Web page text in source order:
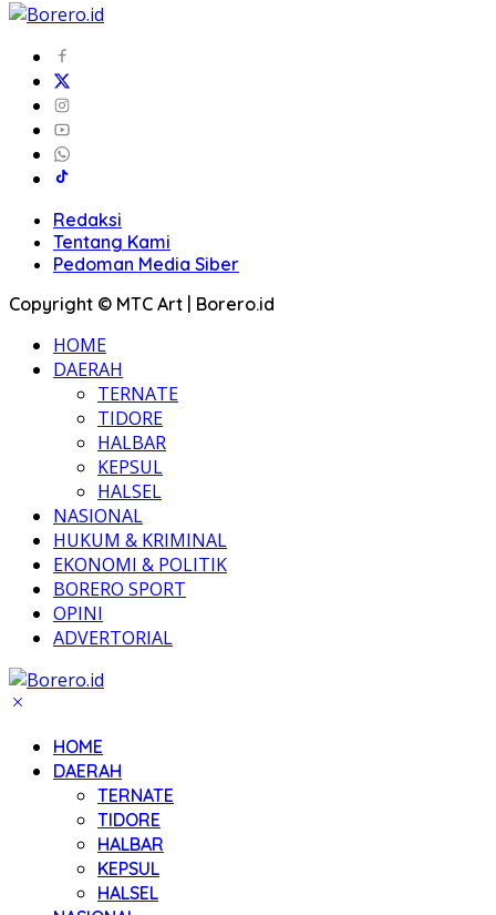
Redaksi
Tentang Kami
Pedoman Media Siber
Copyright © MTC Art | Borero.id
HOME
DAERAH
TERNATE
TIDORE
HALBAR
KEPSUL
HALSEL
NASIONAL
HUKUM & KRIMINAL
EKONOMI & POLITIK
BORERO SPORT
OPINI
ADVERTORIAL
HOME
DAERAH
TERNATE
TIDORE
HALBAR
KEPSUL
HALSEL